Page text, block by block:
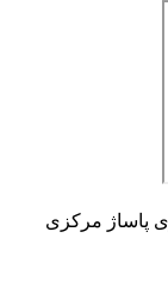
پاساژ مرکزی